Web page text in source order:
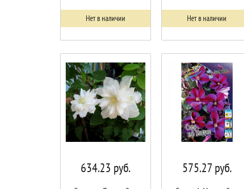
Нет в наличии Нет в наличии
634.23 руб. 575.27руб.